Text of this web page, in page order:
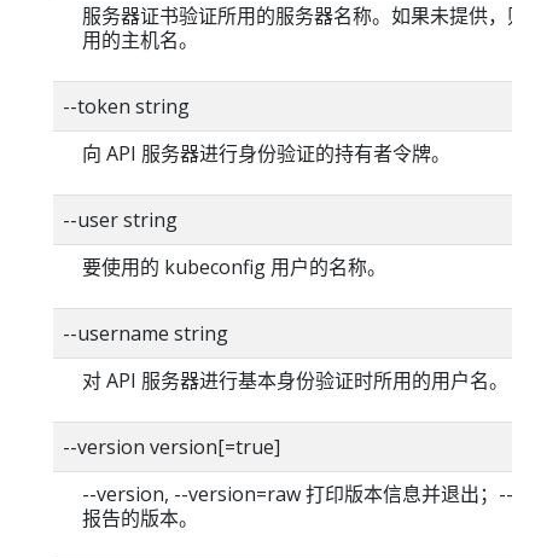
服务器证书验证所用的服务器名称。如果未提供，则
用的主机名。
--token string
向 API 服务器进行身份验证的持有者令牌。
--user string
要使用的 kubeconfig 用户的名称。
--username string
对 API 服务器进行基本身份验证时所用的用户名。
--version version[=true]
--version, --version=raw 打印版本信息并退出；--
报告的版本。